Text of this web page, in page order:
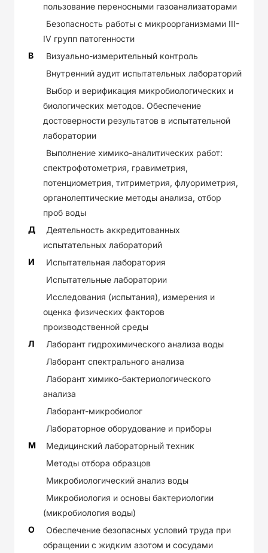
пользование переносными газоанализаторами
Безопасность работы с микроорганизмами III-
IV групп патогенности
В
Визуально-измерительный контроль
Внутренний аудит испытательных лабораторий
Выбор и верификация микробиологических и
биологических методов. Обеспечение
достоверности результатов в испытательной
лаборатории
Выполнение химико-аналитических работ:
спектрофотометрия, гравиметрия,
потенциометрия, титриметрия, флуориметрия,
органолептические методы анализа, отбор
проб воды
Д
Деятельность аккредитованных
испытательных лабораторий
И
Испытательная лаборатория
Испытательные лаборатории
Исследования (испытания), измерения и
оценка физических факторов
производственной среды
Л
Лаборант гидрохимического анализа воды
Лаборант спектрального анализа
Лаборант химико-бактериологического
анализа
Лаборант-микробиолог
Лабораторное оборудование и приборы
М
Медицинский лабораторный техник
Методы отбора образцов
Микробиологический анализ воды
Микробиология и основы бактериологии
(микробиология воды)
О
Обеспечение безопасных условий труда при
обращении с жидким азотом и сосудами